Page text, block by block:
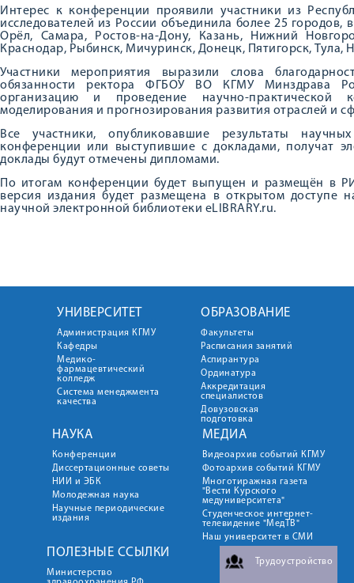
Интерес к конференции проявили участники из
исследователей из России объединила более 25 городов,
Орёл, Самара, Ростов-на-Дону, Казань, Нижний
Краснодар, Рыбинск, Мичуринск, Донецк, Пятигорск, Тула,
Участники мероприятия выразили слова
обязанности ректора ФГБОУ ВО КГМУ Минздрава
организацию и проведение научно-
моделирования и прогнозирования развития отраслей и
Все участники, опубликовавшие результаты
конференции или выступившие с докладами, получат
доклады будут отмечены дипломами.
По итогам конференции будет выпущен и размещён в
версия издания будет размещена в открытом доступе
научной электронной библиотеки eLIBRARY.ru.
УНИВЕРСИТЕТ
Администрация КГМУ
Кафедры
Медико-
фармацевтический
колледж
Система менеджмента
качества
ОБРАЗОВАНИЕ
Факультеты
Расписания занятий
Аспирантура
Ординатура
Аккредитация
специалистов
Довузовская
подготовка
НАУКА
Конференции
Диссертационные советы
НИИ и ЭБК
Молодежная наука
Научные периодические
издания
МЕДИА
Видеоархив событий КГМУ
Фотоархив событий КГМУ
Многотиражная газета
"Вести Курского
медуниверситета"
Студенческое интернет-
телевидение "МедТВ"
Наш университет в СМИ
ПОЛЕЗНЫЕ ССЫЛКИ
Министерство
Трудоустройство